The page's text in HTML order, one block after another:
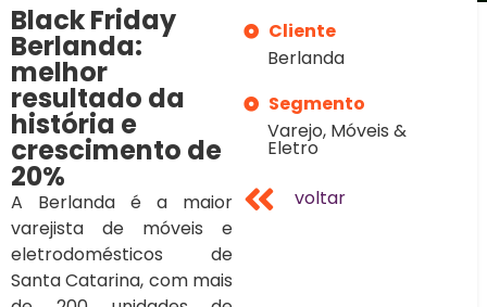
voltar
Cliente
Berlanda
Segmento
Varejo, Móveis &
Eletro
Black Friday
Berlanda:
melhor
resultado da
história e
crescimento de
20%
A Berlanda é a maior
varejista de móveis e
eletrodomésticos de
Santa Catarina, com mais